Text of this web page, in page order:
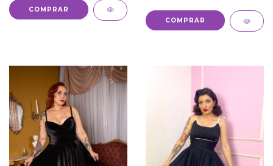
COMPRAR
COMPRAR